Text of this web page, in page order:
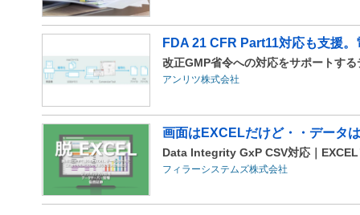
FDA 21 CFR Part11対応も支援
改正GMP省令への対応をサポートす
アンリツ株式会社
画面はEXCELだけど・・データ
Data Integrity GxP CSV対応｜
フィラーシステムズ株式会社